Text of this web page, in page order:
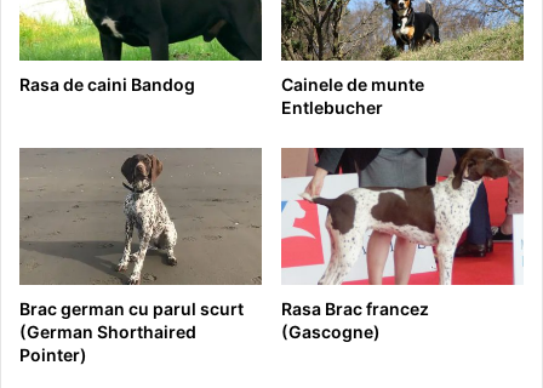
Rasa de caini Bandog
Cainele de munte
Entlebucher
Brac german cu parul scurt
(German Shorthaired
Pointer)
Rasa Brac francez
(Gascogne)